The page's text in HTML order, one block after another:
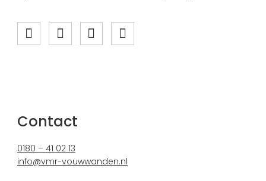
Contact
0180 – 41 02 13
info@vmr-vouwwanden.nl